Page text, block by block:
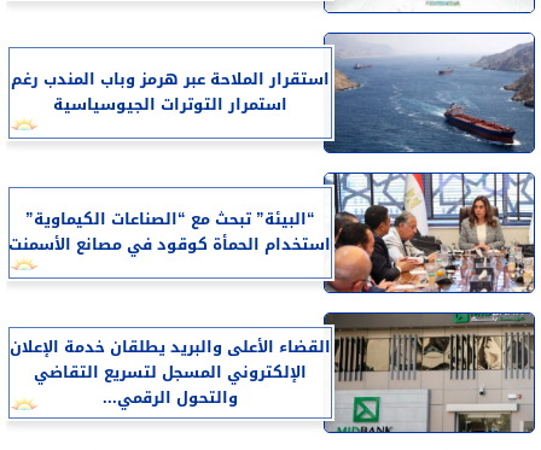
استقرار الملاحة عبر هرمز وباب المندب رغم
استمرار التوترات الجيوسياسية
“البيئة” تبحث مع “الصناعات الكيماوية”
استخدام الحمأة كوقود في مصانع الأسمنت
القضاء الأعلى والبريد يطلقان خدمة الإعلان
الإلكتروني المسجل لتسريع التقاضي
والتحول الرقمي...